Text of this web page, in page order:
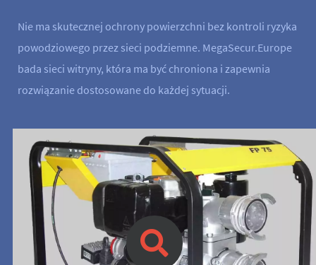
Nie ma skutecznej ochrony powierzchni bez kontroli ryzyka
powodziowego przez sieci podziemne. MegaSecur.Europe
bada sieci witryny, która ma być chroniona i zapewnia
rozwiązanie dostosowane do każdej sytuacji.